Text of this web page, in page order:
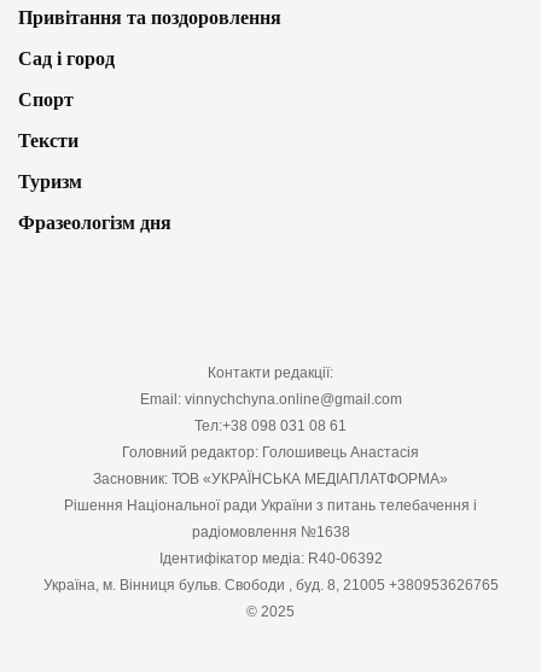
Привітання та поздоровлення
Сад і город
Спорт
Тексти
Туризм
Фразеологізм дня
Контакти редакції:
Email: vinnychchyna.online@gmail.com
Тел:+38 098 031 08 61
Головний редактор: Голошивець Анастасія
Засновник: ТОВ «УКРАЇНСЬКА МЕДІАПЛАТФОРМА»
Рішення Національної ради України з питань телебачення і
радіомовлення №1638
Ідентифікатор медіа: R40-06392
Україна, м. Вінниця бульв. Свободи , буд. 8, 21005 +380953626765
© 2025